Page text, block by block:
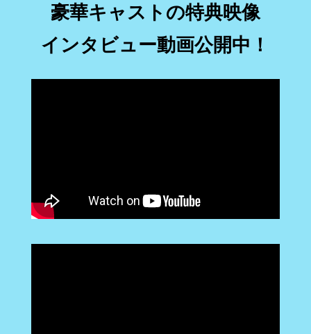
豪華キャストの特典映像
インタビュー動画公開中！